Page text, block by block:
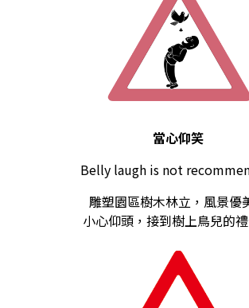
當心仰笑
Belly laugh is not
雕塑園區樹木林立，風景優
小心仰頭，接到樹上鳥兒的禮